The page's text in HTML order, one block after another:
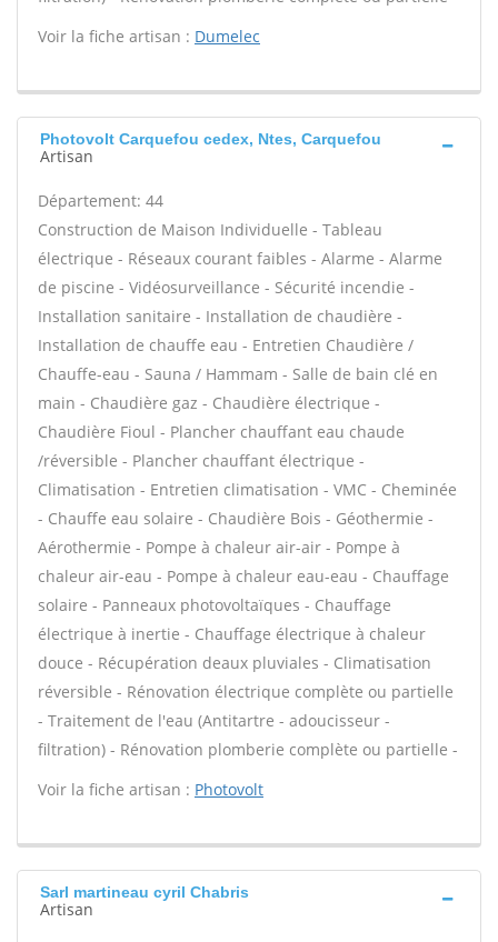
Voir la fiche artisan : Dumelec
Photovolt Carquefou cedex, Ntes, Carquefou
Artisan
Département: 44
Construction de Maison Individuelle - Tableau
électrique - Réseaux courant faibles - Alarme - Alarme
de piscine - Vidéosurveillance - Sécurité incendie -
Installation sanitaire - Installation de chaudière -
Installation de chauffe eau - Entretien Chaudière /
Chauffe-eau - Sauna / Hammam - Salle de bain clé en
main - Chaudière gaz - Chaudière électrique -
Chaudière Fioul - Plancher chauffant eau chaude
/réversible - Plancher chauffant électrique -
Climatisation - Entretien climatisation - VMC - Cheminée
- Chauffe eau solaire - Chaudière Bois - Géothermie -
Aérothermie - Pompe à chaleur air-air - Pompe à
chaleur air-eau - Pompe à chaleur eau-eau - Chauffage
solaire - Panneaux photovoltaïques - Chauffage
électrique à inertie - Chauffage électrique à chaleur
douce - Récupération deaux pluviales - Climatisation
réversible - Rénovation électrique complète ou partielle
- Traitement de l'eau (Antitartre - adoucisseur -
filtration) - Rénovation plomberie complète ou partielle -
Voir la fiche artisan : Photovolt
Sarl martineau cyril Chabris
Artisan